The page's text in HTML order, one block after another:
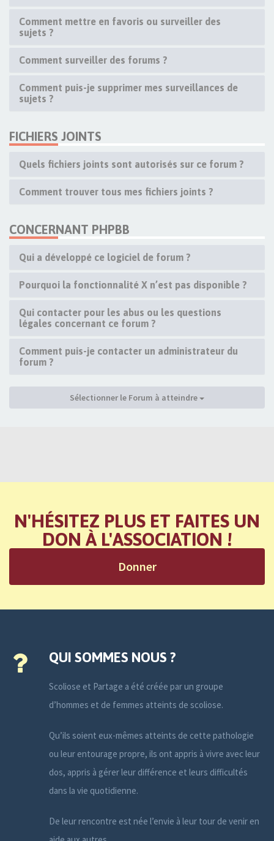
Comment mettre en favoris ou surveiller des
sujets ?
Comment surveiller des forums ?
Comment puis-je supprimer mes surveillances de
sujets ?
FICHIERS JOINTS
Quels fichiers joints sont autorisés sur ce forum ?
Comment trouver tous mes fichiers joints ?
CONCERNANT PHPBB
Qui a développé ce logiciel de forum ?
Pourquoi la fonctionnalité X n’est pas disponible ?
Qui contacter pour les abus ou les questions
légales concernant ce forum ?
Comment puis-je contacter un administrateur du
forum ?
Sélectionner le Forum à atteindre
N'HÉSITEZ PLUS ET FAITES UN
DON À L'ASSOCIATION !
Donner
QUI SOMMES NOUS ?
Scoliose et Partage a été créée par un groupe
d’hommes et de femmes atteints de scoliose.
Qu’ils soient eux-mêmes atteints de cette pathologie
ou leur entourage propre, ils ont appris à vivre avec leur
dos, appris à gérer leur différence et leurs difficultés
dans la vie quotidienne.
De leur rencontre est née l’envie à leur tour de venir en